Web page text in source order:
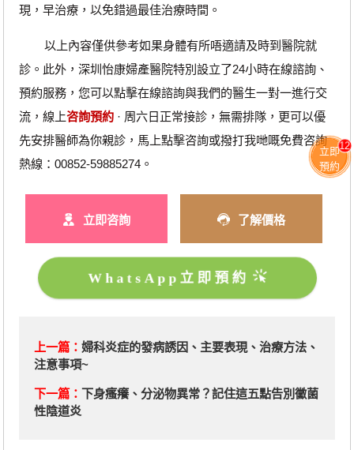
現，早治療，以免錯過最佳治療時間。
以上內容僅供參考如果身體有所唔適請及時到醫院就
診。此外，深圳怡康婦產醫院特別設立了24小時在線諮詢、
預約服務，您可以點擊在線諮詢與我們的醫生一對一進行交
流，線上咨詢預約· ‎周六日正常接診，無需排隊，更可以優
先安排醫師為你親診，馬上點擊咨詢或撥打我哋嘅免費咨詢
熱線：00852-59885274。
立即咨詢 了解價格
WhatsApp立即預約
上一篇： ​婦科炎症的發病誘因、主要表現、治療方法、
注意事項~
下一篇： ​下身瘙癢、分泌物異常？記住這五點告別黴菌
性陰道炎
立即
預約
12